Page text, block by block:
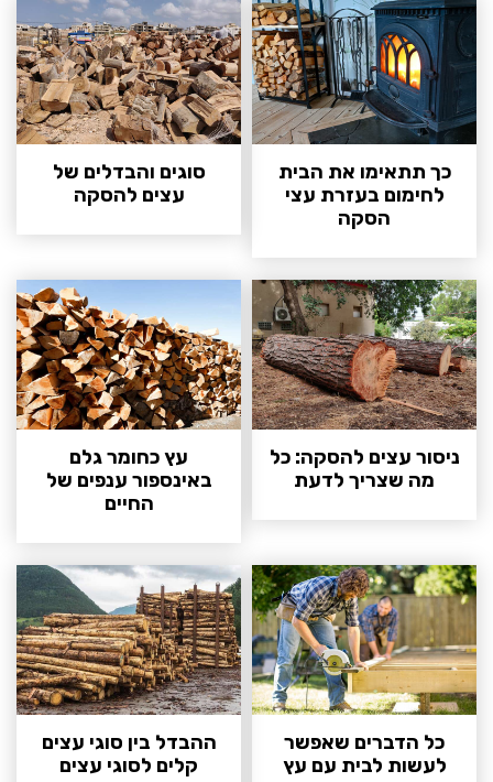
כך תתאימו את הבית
לחימום בעזרת עצי
הסקה
סוגים והבדלים של
עצים להסקה
ניסור עצים להסקה: כל
מה שצריך לדעת
עץ כחומר גלם
באינספור ענפים של
החיים
כל הדברים שאפשר
לעשות לבית עם עץ
ההבדל בין סוגי עצים
קלים לסוגי עצים